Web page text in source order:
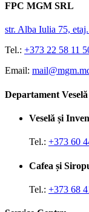
FPC MGM SRL
str. Alba Iulia 75,
Tel.: +373 22 58 11
Email:
Departament
Veselă și
Tel.: +373 60
Cafea și
Tel.: +373 68